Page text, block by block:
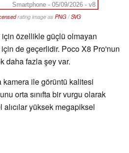
Smartphone - 05/09/2026 - v8
rating image as PNG/SVG
için özellikle güçlü olmayan
de geçerlidir. Poco X8 Pro'nun
daha fazla şey var.
ile görüntü kalitesi
orta sınıfta bir vurgu olarak
yüksek megapiksel